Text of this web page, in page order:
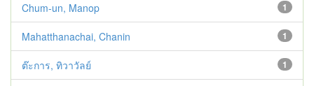
1
Chum-un, Manop
1
Mahatthanachai, Chanin
1
ต๊ะการ, ทิวาวัลย์